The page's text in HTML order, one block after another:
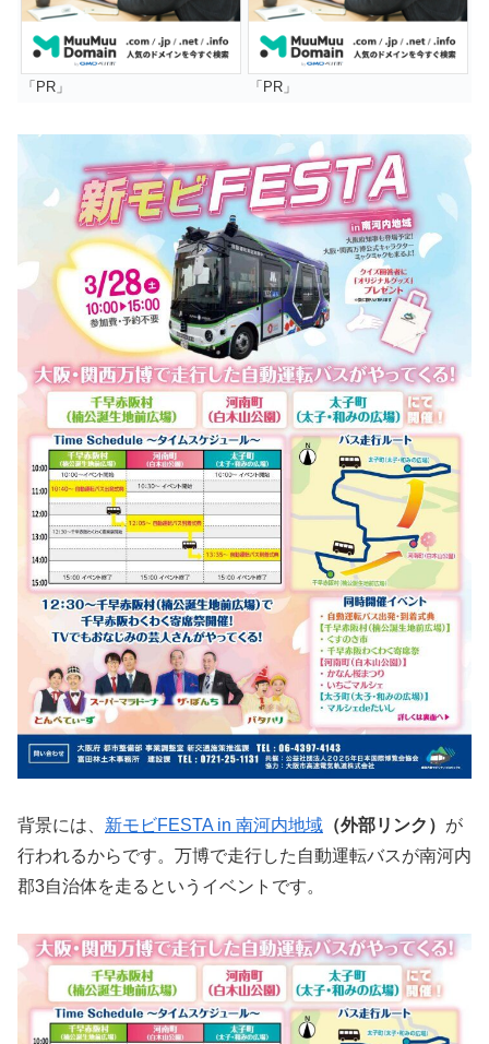
「PR」 「PR」
背景には、 新モビFESTA in 南河内地域 （外部リンク） が
行われるからです。万博で走行した自動運転バスが南河内
郡3自治体を走るというイベントです。